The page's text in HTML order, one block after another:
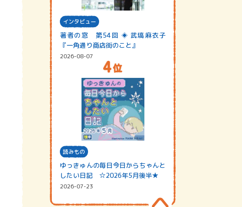
インタビュー
著者の窓 第54回 ◈ 武塙麻衣子
『一角通り商店街のこと』
2026-08-07
読みもの
ゆっきゅんの毎日今日からちゃんと
したい日記 ☆2026年5月後半★
2026-07-23